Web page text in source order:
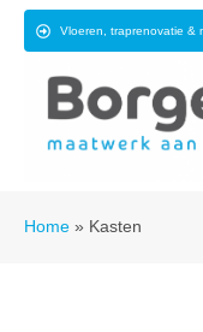
Vloeren, traprenovatie &
Home » Kasten